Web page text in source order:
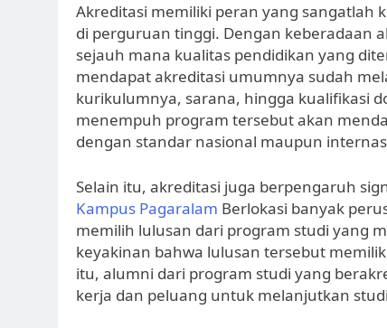
Akreditasi memiliki peran yang
di perguruan tinggi. Dengan keberadaan
sejauh mana kualitas pendidikan yang
mendapat akreditasi umumnya sudah
kurikulumnya, sarana, hingga kualifikasi
menempuh program tersebut akan
dengan standar nasional maupun
Selain itu, akreditasi juga berpengaruh
Kampus Pagaralam Berlokasi banyak
memilih lulusan dari program studi yang
keyakinan bahwa lulusan tersebut
itu, alumni dari program studi yang
kerja dan peluang untuk melanjutkan